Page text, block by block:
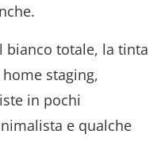
bianco totale, la tinta
staging,
in pochi
e qualche